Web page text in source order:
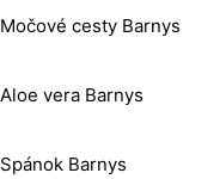
Močové cesty Barnys
Aloe vera Barnys
Spánok Barnys